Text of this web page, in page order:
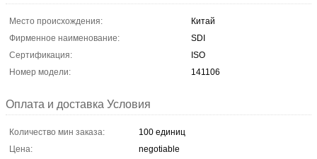
Место происхождения:
Китай
Фирменное наименование:
SDI
Сертификация:
ISO
Номер модели:
141106
Оплата и доставка Условия
Количество мин заказа:
100 единиц
Цена:
negotiable